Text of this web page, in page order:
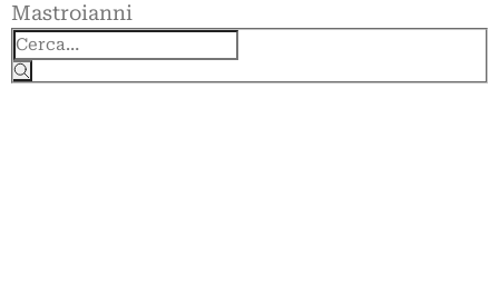
Mastroianni